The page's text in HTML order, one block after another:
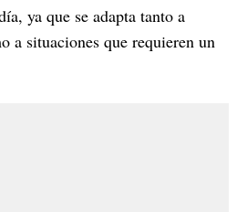
ya que se adapta tanto a
a situaciones que requieren un